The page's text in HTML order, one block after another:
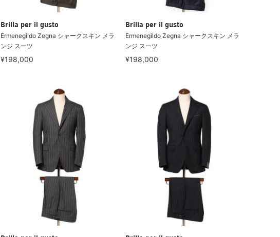
Brilla per il gusto
Ermenegildo Zegna シャークスキン メラ
ンジ スーツ
¥198,000
Brilla per il gusto
Ermenegildo Zegna シャークスキン メラ
ンジ スーツ
¥198,000